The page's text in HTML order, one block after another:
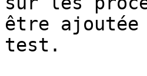
être ajoutée
test.